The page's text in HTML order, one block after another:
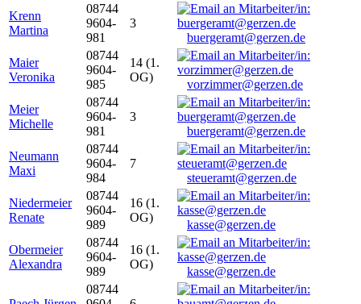
Krenn
Martina
08744
9604-
981
3
buergeramt@gerzen.de
Maier
Veronika
08744
9604-
985
14 (1.
OG)
vorzimmer@gerzen.de
Meier
Michelle
08744
9604-
981
3
buergeramt@gerzen.de
Neumann
Maxi
08744
9604-
984
7
steueramt@gerzen.de
Niedermeier
Renate
08744
9604-
989
16 (1.
OG)
kasse@gerzen.de
Obermeier
Alexandra
08744
9604-
989
16 (1.
OG)
kasse@gerzen.de
08744